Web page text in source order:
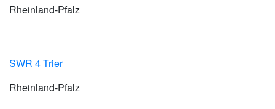
Rheinland-Pfalz
SWR 4 Trier
Rheinland-Pfalz